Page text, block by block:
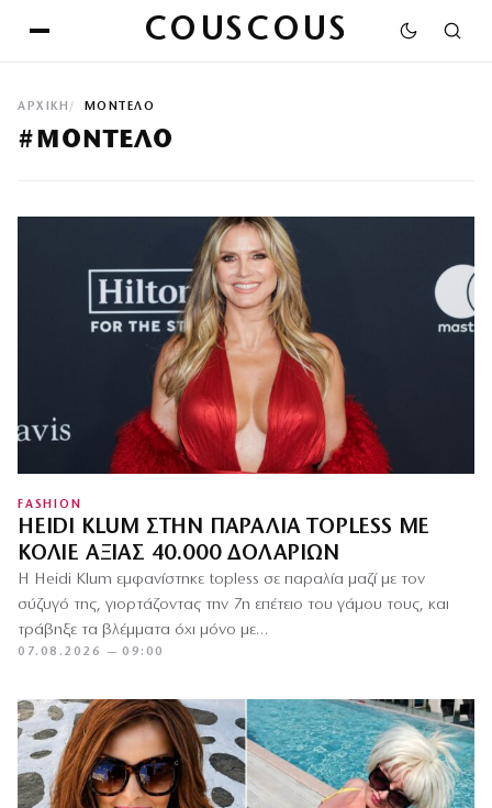
COUSCOUS
ΑΡΧΙΚΉ ΜΟΝΤΕΛΟ
#ΜΟΝΤΕΛΟ
FASHION
HEIDI KLUM ΣΤΗΝ ΠΑΡΑΛΊΑ TOPLESS ΜΕ
ΚΟΛΙΈ ΑΞΊΑΣ 40.000 ΔΟΛΑΡΊΩΝ
Η Heidi Klum εμφανίστηκε topless σε παραλία μαζί με τον
σύζυγό της, γιορτάζοντας την 7η επέτειο του γάμου τους, και
τράβηξε τα βλέμματα όχι μόνο με…
07.08.2026 — 09:00